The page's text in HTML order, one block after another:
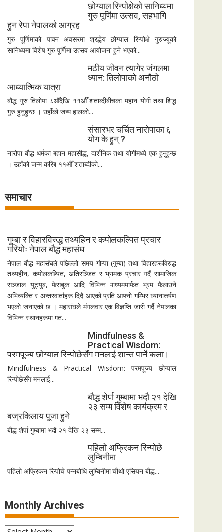
छोग्याल रिन्पोक्षेको सानिध्यमा
गुरु पूर्णिमा उत्सव, सहभागि
हुन रेपा नेपालको आग्रह
गुरु पूर्णिमाको पावन अवसरमा श्रद्धेय छोग्याल रिन्पोक्षे गुरुज्यूको
सानिध्यमा विशेष गुरु पूर्णिमा उत्सव आयोजना हुने भएको...
मठीय जीवन त्यागेर जंगलमा
ध्यान: तिलोपाको अनौठो
आध्यात्मिक यात्रा
बौद्ध गुरु तिलोपा ८औँदेखि ११औँ शताब्दीबीचका महान योगी तथा शिद्ध
गुरु हुनुहुन्छ । उहाँको जन्म हालको...
संसारभर चर्चित नारोपाका ६
योग के हुन् ?
नारोपा बौद्ध धर्मका महान महासीद्ध, दार्शनिक तथा योगीमध्ये एक हुनुहुन्छ
। उहाँको जन्म करिब ११औँ शताब्दीको...
समाचार
गुम्बा र विहारविरुद्ध तथ्यहिन र कपोलकल्पित प्रचार
गरियोः नेपाल बौद्ध महासंघ
नेपाल बौद्ध महासंघले पछिल्लो समय गोन्पा (गुम्बा) तथा विहारहरूविरुद्ध
तथ्यहीन, कपोलकल्पित, अतिरञ्जित र भ्रामक प्रचार गर्दै सामाजिक
सञ्जाल युट्युब, फेसबुक आदि विभिन्न माध्यममार्फत भ्रम फैलाउने
अभिव्यक्ति र अन्तरवार्ताहरू दिदै आएको प्रति आफ्नो गम्भिर ध्यानाकर्षण
भएको जनाएको छ । महासंघले मंगलवार एक विज्ञप्ति जारी गर्दै नेपालका
विभिन्न स्थानहरूमा गत...
Mindfulness &
Practical Wisdom:
परमपूज्य छोग्याल रिन्पोछेसँग मनलाई शान्त पार्ने कला।
Mindfulness & Practical Wisdom: परमपूज्य छोग्याल
रिन्पोछेसँग मनलाई...
बौद्ध शेर्पा गुम्बामा भदौ २१ देखि
२३ सम्म विशेष कार्यक्रम र
बज्रकिलाय पूजा हुने
बौद्ध शेर्पा गुम्बामा भदौ २१ देखि २३ सम्म...
पहिलो अफ्रिकन रिन्पोछे
लुम्बिनीमा
पहिलो अफ्रिकन रिन्पोचे पन्नबोधि लुम्बिनीमा चौथो एसियन बौद्ध...
Monthly Archives